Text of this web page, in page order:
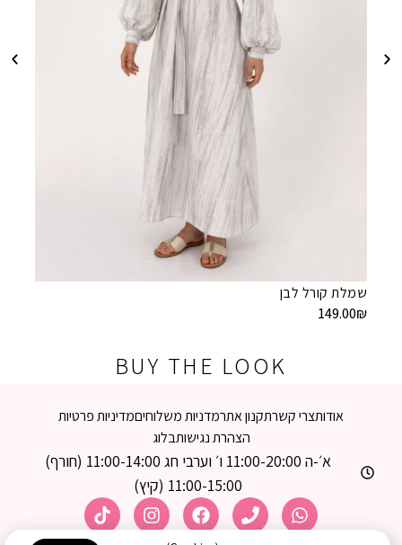
שמלת קורל לבן
149.00₪
BUY THE LOOK
אודותצרי קשרתקנון אתרמדניות משלוחיםמדיניות פרטיות
הצהרת נגישותבלוג
א׳-ה 11:00-20:00 ו׳ וערבי חג 11:00-14:00 (חורף)
11:00-15:00 (קיץ)